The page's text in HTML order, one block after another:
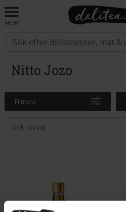
MENY
Nitto Jozo
Filtrera